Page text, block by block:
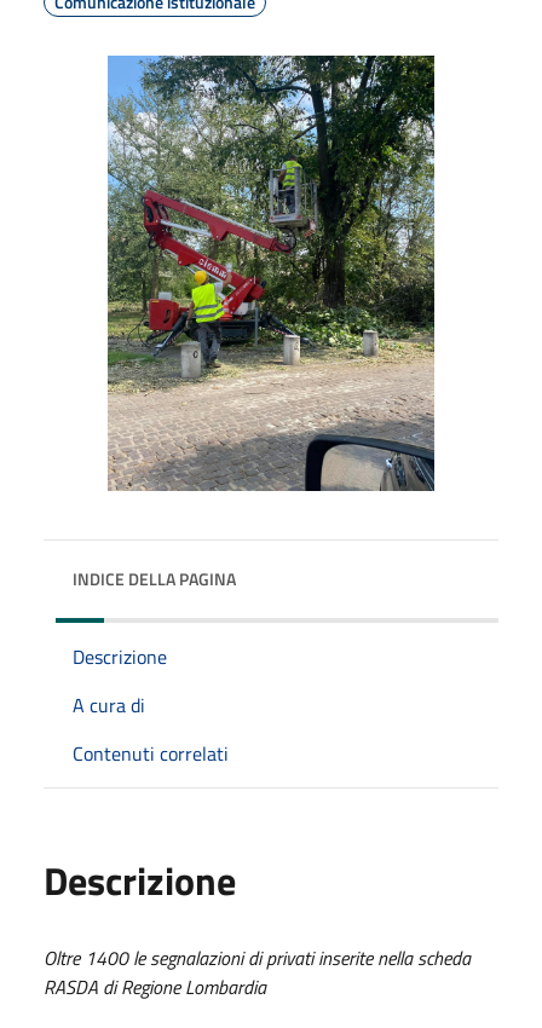
INDICE DELLA PAGINA
Descrizione
A cura di
Contenuti correlati
Descrizione
Oltre 1400 le segnalazioni di privati inserite nella scheda
RASDA di Regione Lombardia